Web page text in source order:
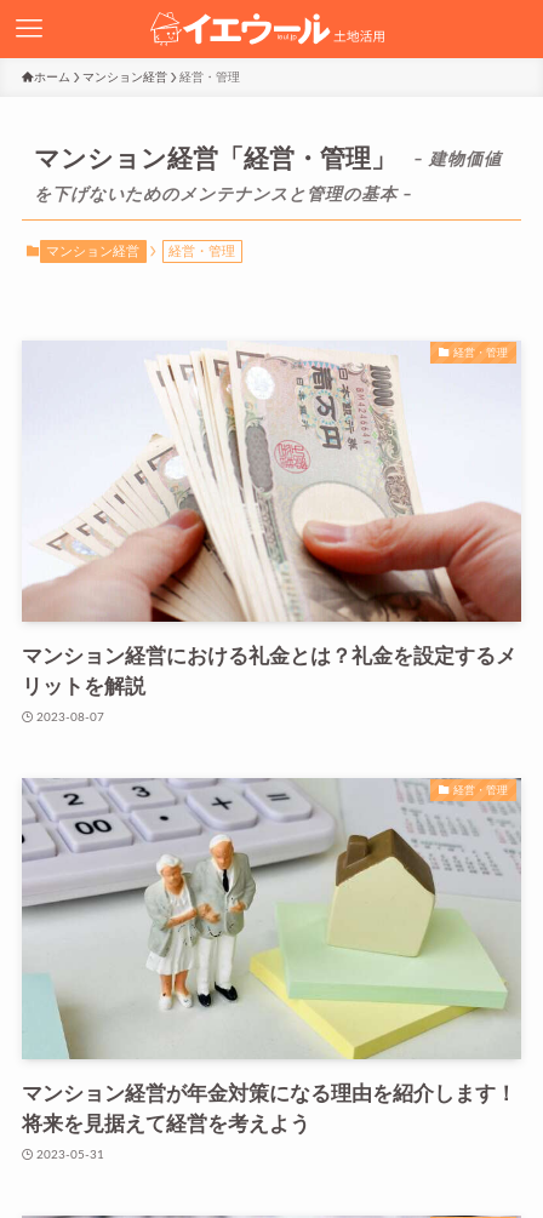
ホーム マンション経営 経営・管理
マンション経営「経営・管理」 – 建物価値
を下げないためのメンテナンスと管理の基本 –
マンション経営 経営・管理
経営・管理
マンション経営における礼金とは？礼金を設定するメ
リットを解説
2023-08-07
経営・管理
マンション経営が年金対策になる理由を紹介します！
将来を見据えて経営を考えよう
2023-05-31